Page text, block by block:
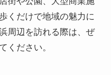
くだけで地域の魅力に
周辺を訪れる際は、ぜ
ください。